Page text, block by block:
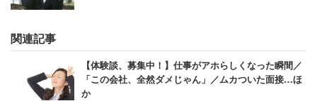
関連記事
【体験談、募集中！】仕事がアホらしくなった瞬間／
「この会社、全然ダメじゃん」／ムカついた面接…ほ
か